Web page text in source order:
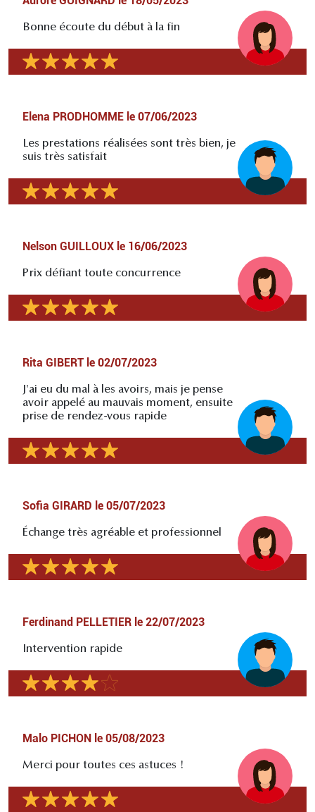
Bonne écoute du début à la fin
Elena PRODHOMME le 07/06/2023
Les prestations réalisées sont très bien, je
suis très satisfait
Nelson GUILLOUX le 16/06/2023
Prix défiant toute concurrence
Rita GIBERT le 02/07/2023
J'ai eu du mal à les avoirs, mais je pense
avoir appelé au mauvais moment, ensuite
prise de rendez-vous rapide
Sofia GIRARD le 05/07/2023
Échange très agréable et professionnel
Ferdinand PELLETIER le 22/07/2023
Intervention rapide
Malo PICHON le 05/08/2023
Merci pour toutes ces astuces !